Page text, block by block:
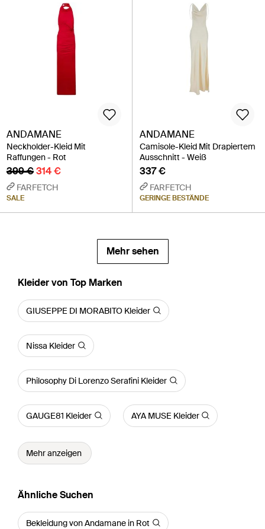
ANDAMANE
Neckholder-Kleid Mit
Raffungen - Rot
399 €314 €
FARFETCH
SALE
ANDAMANE
Camisole-Kleid Mit Drapiertem
Ausschnitt - Weiß
337 €
FARFETCH
GERINGE BESTÄNDE
Mehr sehen
Kleider von Top Marken
GIUSEPPE DI MORABITO Kleider
Nissa Kleider
Philosophy Di Lorenzo Serafini Kleider
GAUGE81 Kleider AYA MUSE Kleider
Mehr anzeigen
Ähnliche Suchen
Bekleidung von Andamane in Rot